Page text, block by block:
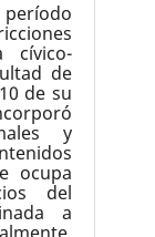
período
cívico-
de
de su
y
ocupa
del
a